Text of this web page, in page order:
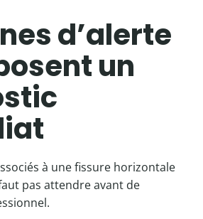
d’alerte
un
à une fissure horizontale
pas attendre avant de